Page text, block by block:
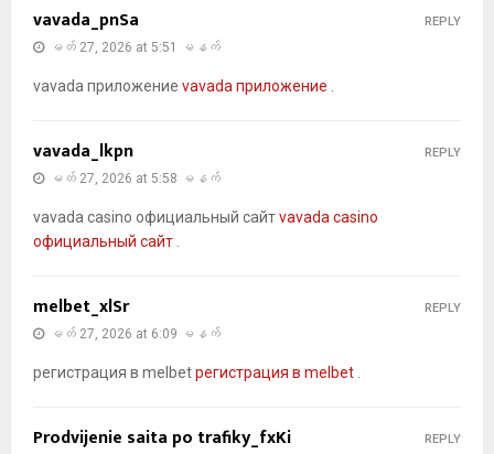
vavada_pnSa
မတ် 27, 2026 at 5:51 မနက်
vavada приложение vavada приложение
REPLY
vavada_lkpn
မတ် 27, 2026 at 5:58 မနက်
vavada casino официальный сайтvavada casino
официальный сайт
REPLY
melbet_xlSr
မတ် 27, 2026 at 6:09 မနက်
регистрация в melbetрегистрация в melbet
REPLY
Prodvijenie saita po trafiky_fxKi REPLY